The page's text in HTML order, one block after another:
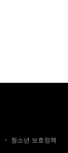
청소년 보호정책